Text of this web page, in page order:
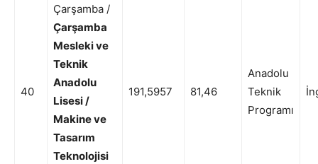
40
Çarşamba /
Çarşamba
Mesleki ve
Teknik
Anadolu
Lisesi /
Makine ve
Tasarım
Teknolojisi
191,5957 81,46
Anadolu
Teknik
Programı